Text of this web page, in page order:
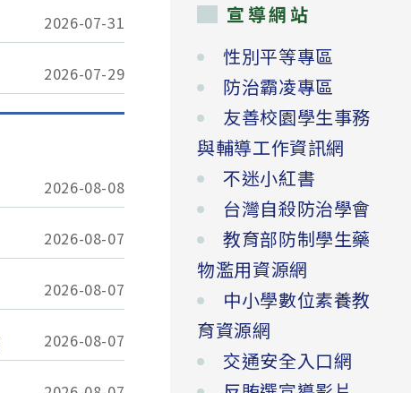
2026-07-31
2026-07-29
2026-08-08
2026-08-07
2026-08-07
2026-08-07
宣導網站
性別平等專區
防治霸凌專區
友善校園學生事務
與輔導工作資訊網
不迷小紅書
台灣自殺防治學會
教育部防制學生藥
物濫用資源網
中小學數位素養教
育資源網
交通安全入口網